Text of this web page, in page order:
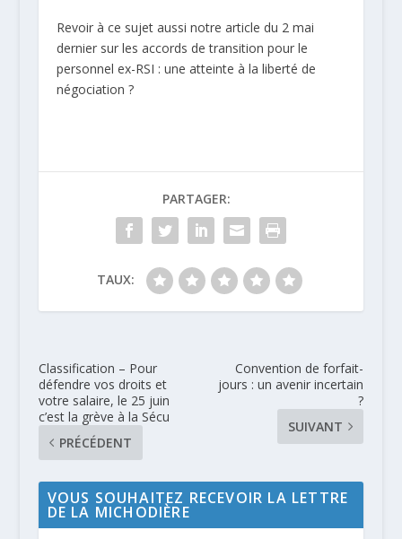
Revoir à ce sujet aussi notre article du 2 mai
dernier sur les accords de transition pour le
personnel ex-RSI : une atteinte à la liberté de
négociation ?
PARTAGER:
TAUX:
Classification – Pour
défendre vos droits et
votre salaire, le 25 juin
c’est la grève à la Sécu
PRÉCÉDENT
Convention de forfait-
jours : un avenir incertain
?
SUIVANT
VOUS SOUHAITEZ RECEVOIR LA LETTRE
DE LA MICHODIÈRE